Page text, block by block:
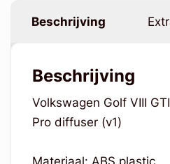
Beschrijving
Beschrijving
Volkswagen Golf VIII
Pro diffuser (v1)